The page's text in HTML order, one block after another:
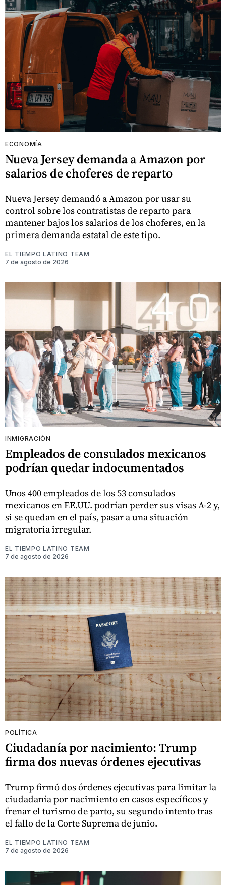
ECONOMÍA
Nueva Jersey demanda a Amazon por
salarios de choferes de reparto
Nueva Jersey demandó a Amazon por usar su
control sobre los contratistas de reparto para
mantener bajos los salarios de los choferes, en la
primera demanda estatal de este tipo.
EL TIEMPO LATINO TEAM
7 de agosto de 2026
INMIGRACIÓN
Empleados de consulados mexicanos
podrían quedar indocumentados
Unos 400 empleados de los 53 consulados
mexicanos en EE.UU. podrían perder sus visas A-2 y,
si se quedan en el país, pasar a una situación
migratoria irregular.
EL TIEMPO LATINO TEAM
7 de agosto de 2026
POLÍTICA
Ciudadanía por nacimiento: Trump
firma dos nuevas órdenes ejecutivas
Trump firmó dos órdenes ejecutivas para limitar la
ciudadanía por nacimiento en casos específicos y
frenar el turismo de parto, su segundo intento tras
el fallo de la Corte Suprema de junio.
EL TIEMPO LATINO TEAM
7 de agosto de 2026